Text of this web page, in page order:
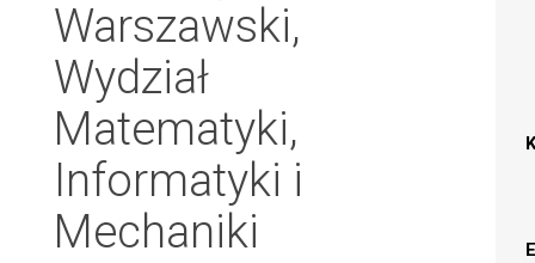
Warszawski,
Wydział
Matematyki,
Informatyki i
Mechaniki